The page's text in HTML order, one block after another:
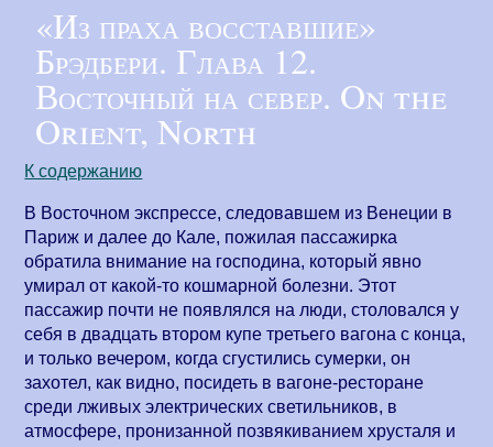
«Из праха восставшие»
Брэдбери. Глава 12.
Восточный на север. On the
Orient, North
К содержанию
В Восточном экспрессе, следовавшем из Венеции в
Париж и далее до Кале, пожилая пассажирка
обратила внимание на господина, который явно
умирал от какой-то кошмарной болезни. Этот
пассажир почти не появлялся на люди, столовался у
себя в двадцать втором купе третьего вагона с конца,
и только вечером, когда сгустились сумерки, он
захотел, как видно, посидеть в вагоне-ресторане
среди лживых электрических светильников, в
атмосфере, пронизанной позвякиванием хрусталя и